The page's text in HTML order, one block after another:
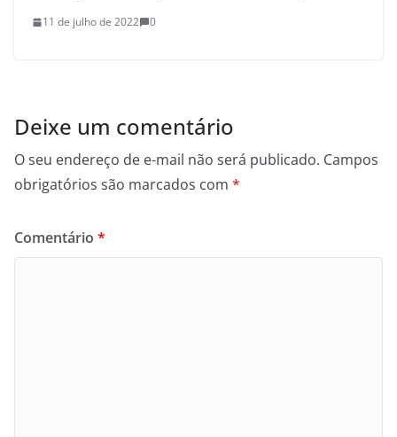
11 de julho de 2022 0
Deixe um comentário
O seu endereço de e-mail não será publicado. Campos
obrigatórios são marcados com *
Comentário *